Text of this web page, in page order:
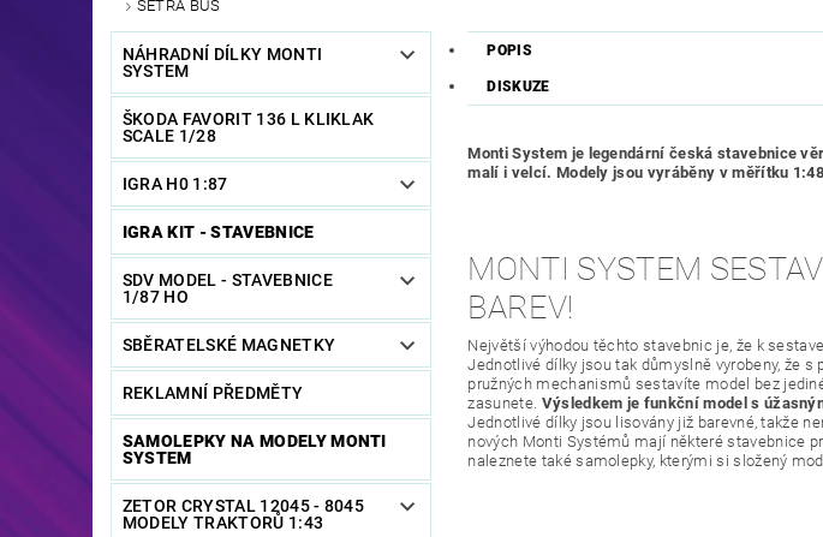
SETRA BUS
NÁHRADNÍ DÍLKY MONTI
SYSTEM
ŠKODA FAVORIT 136 L KLIKLAK
SCALE 1/28
IGRA H0 1:87
IGRA KIT - STAVEBNICE
SDV MODEL - STAVEBNICE
1/87 HO
SBĚRATELSKÉ MAGNETKY
REKLAMNÍ PŘEDMĚTY
SAMOLEPKY NA MODELY MONTI
SYSTEM
ZETOR CRYSTAL 12045 - 8045
MODELY TRAKTORŮ 1:43
POPIS
DISKUZE
Monti System je legendární česká stavebnice
malí i velcí. Modely jsou vyráběny v měřítku
MONTI SYSTEM
BAREV!
Největší výhodou těchto stavebnic je, že k
Jednotlivé dílky jsou tak důmyslně vyrobeny, že
pružných mechanismů sestavíte model bez
zasunete. Výsledkem je funkční model s
Jednotlivé dílky jsou lisovány již barevné, takže
nových Monti Systémů mají některé stavebnice
naleznete také samolepky, kterými si složený